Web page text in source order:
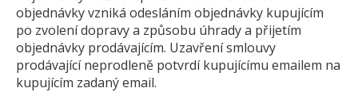
objednávky vzniká odesláním objednávky kupujícím
po zvolení dopravy a způsobu úhrady a přijetím
objednávky prodávajícím. Uzavření smlouvy
prodávající neprodleně potvrdí kupujícímu emailem na
kupujícím zadaný email.